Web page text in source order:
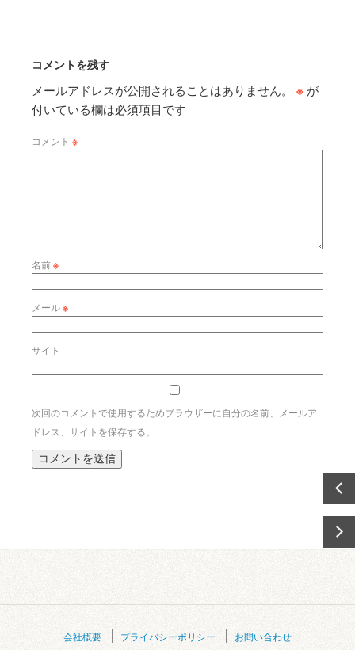
コメントを残す
メールアドレスが公開されることはありません。 ※ が
付いている欄は必須項目です
コメント ※
名前※
メール※
サイト
次回のコメントで使用するためブラウザーに自分の名前、メールア
ドレス、サイトを保存する。
会社概要 プライバシーポリシー お問い合わせ